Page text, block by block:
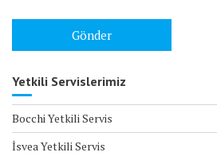
Yetkili Servislerimiz
Bocchi Yetkili Servis
İsvea Yetkili Servis